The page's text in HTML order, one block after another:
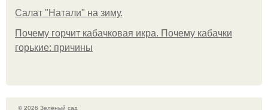
Caлaт "Нaтaли" нa зиму.
Почему горчит кабачковая икра. Почему кабачки
горькие: причины
© 2026 Зелёный сад